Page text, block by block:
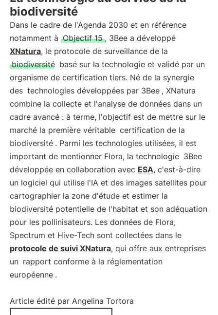
biodiversité
Dans le cadre de l'Agenda 2030 et en référence
notamment à Objectif 15 , 3Bee a développé
XNatura, le protocole de surveillance de la
biodiversité basé sur la technologie et validé par un
organisme de certification tiers. Né de la synergie
des technologies développées par 3Bee , XNatura
combine la collecte et l'analyse de données dans un
cadre avancé : à terme, l'objectif est de mettre sur le
marché la première véritable certification de la
biodiversité . Parmi les technologies utilisées, il est
important de mentionner Flora, la technologie 3Bee
développée en collaboration avec ESA, c'est-à-dire
un logiciel qui utilise l'IA et des images satellites pour
cartographier la zone d'étude et estimer la
biodiversité potentielle de l'habitat et son adéquation
pour les pollinisateurs. Les données de Flora,
Spectrum et Hive-Tech sont collectées dans le
protocole de suivi XNatura, qui offre aux entreprises
un rapport conforme à la réglementation
européenne .
Article édité par Angelina Tortora